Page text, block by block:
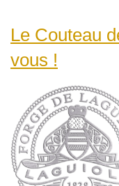
Le Couteau
vous !